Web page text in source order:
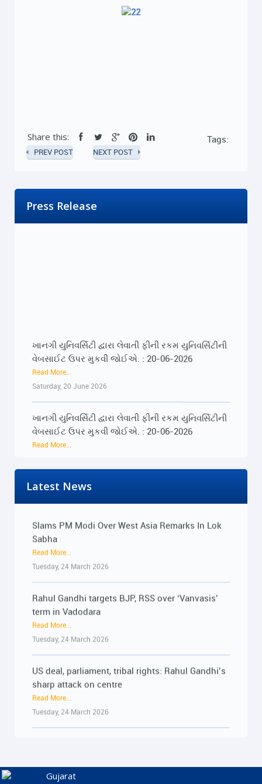
Share this: Tags:
PREV POST NEXT POST
Press Release
વેબસાઈટ ઉપર મુકવી જોઈએ. : 20-06-2026
Read More...
Saturday, 20 June 2026
વેબસાઈટ ઉપર મુકવી જોઈએ. : 20-06-2026
Read More...
Saturday, 20 June 2026
૨૨-૨૩ જૂને રાજ્યભરના જિલ્લાઓમાં પ્રેસ કોન્ફરન્સ
દ્વારા વિદ્યાર્થીઓના અવાજને વાચા અપાશે : 19-06-
2026
Read More...
Friday, 19 June 2026
૨૨-૨૩ જૂને રાજ્યભરના જિલ્લાઓમાં પ્રેસ કોન્ફરન્સ
દ્વારા વિદ્યાર્થીઓના અવાજને વાચા અપાશે : 19-06-
2026
Read More...
Friday, 19 June 2026
મોદી સરકારની PM ઇન્ટર્નશિપ યોજના રૂ.15,000
કરોડનું મોટું કૌભાંડ : 18-06-2026
Read More...
Thursday, 18 June 2026
મોદી સરકારની PM ઇન્ટર્નશિપ યોજના રૂ.15,000
Thursday, 18 June 2026
Latest News
Sabha
Read More...
Tuesday, 24 March 2026
Rahul Gandhi targets BJP, RSS over ‘Vanvasis’
term in Vadodara
Read More...
Tuesday, 24 March 2026
US deal, parliament, tribal rights: Rahul Gandhi’s
sharp attack on centre
Read More...
Tuesday, 24 March 2026
'PM is compromised, fully under America's
Read More...